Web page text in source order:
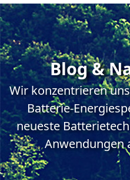
Blog &
Wir konzentrieren
Batterie-
neueste
Anwendungen